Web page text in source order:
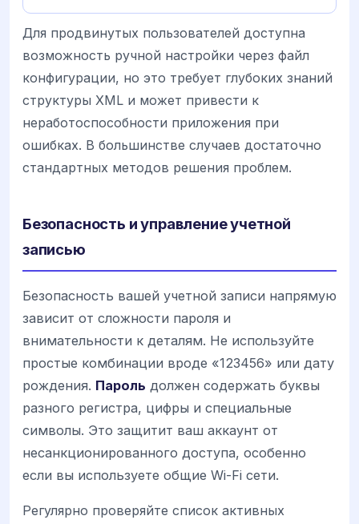
Для продвинутых пользователей доступна
возможность ручной настройки через файл
конфигурации, но это требует глубоких знаний
структуры XML и может привести к
неработоспособности приложения при
ошибках. В большинстве случаев достаточно
стандартных методов решения проблем.
Безопасность и управление учетной
записью
Безопасность вашей учетной записи напрямую
зависит от сложности пароля и
внимательности к деталям. Не используйте
простые комбинации вроде «123456» или дату
рождения. Пароль должен содержать буквы
разного регистра, цифры и специальные
символы. Это защитит ваш аккаунт от
несанкционированного доступа, особенно
если вы используете общие Wi-Fi сети.
Регулярно проверяйте список активных